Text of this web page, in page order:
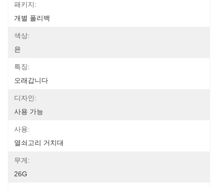
패키지:
개별 폴리백
색상:
은
특징:
오래갑니다
디자인:
사용 가능
사용:
열쇠고리 거치대
무게:
26G